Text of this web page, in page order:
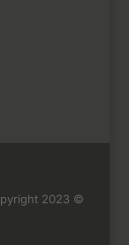
2023 ©